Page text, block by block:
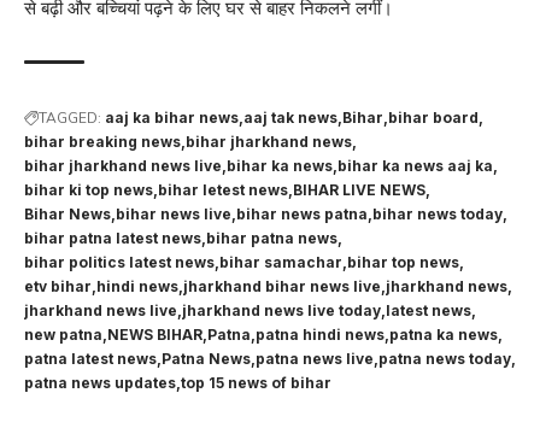
से बढ़ी और बच्चियां पढ़ने के लिए घर से बाहर निकलने लगीं।
TAGGED: aaj ka bihar news aaj tak news Bihar bihar board
bihar breaking news bihar jharkhand news
bihar jharkhand news live bihar ka news bihar ka news aaj ka
bihar ki top news bihar letest news BIHAR LIVE NEWS
Bihar News bihar news live bihar news patna bihar news today
bihar patna latest news bihar patna news
bihar politics latest news bihar samachar bihar top news
etv bihar hindi news jharkhand bihar news live jharkhand news
jharkhand news live jharkhand news live today latest news
new patna NEWS BIHAR Patna patna hindi news patna ka news
patna latest news Patna News patna news live patna news today
patna news updates top 15 news of bihar